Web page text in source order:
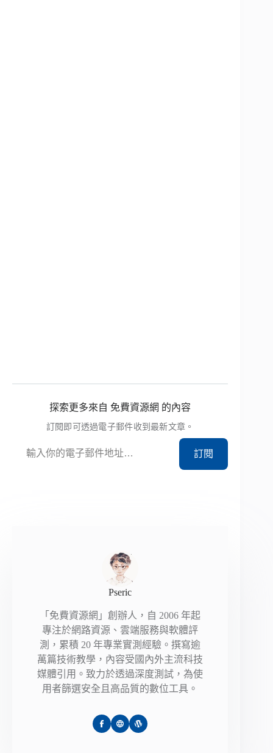
探索更多來自 免費資源網 的內容
訂閱即可透過電子郵件收到最新文章。
訂閱
Pseric
「免費資源網」創辦人，自 2006 年起
專注於網路資源、雲端服務與軟體評
測，累積 20 年專業實測經驗。撰寫逾
萬篇技術教學，內容受國內外主流科技
媒體引用。致力於透過深度測試，為使
用者篩選安全且高品質的數位工具。